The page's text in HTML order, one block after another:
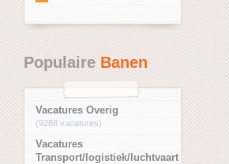
PopulaireBanen
Vacatures Overig
(9288 vacatures)
Vacatures
Transport/logistiek/luchtvaart